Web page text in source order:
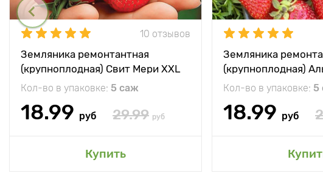
10 отзывов
Земляника ремонтантная
(крупноплодная) Свит Мери XXL
Кол-во в упаковке: 5 саж
18.99 руб 29.99 руб
Купить
Земляника
(крупноплодная)
Кол-во в упаковке: 5
18.99 руб